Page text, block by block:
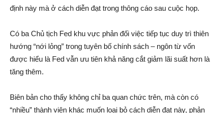
định này mà ở cách diễn đạt trong thông cáo sau cuộc họp.
Có ba Chủ tịch Fed khu vực phản đối việc tiếp tục duy trì thiên
hướng “nới lỏng” trong tuyên bố chính sách – ngôn từ vốn
được hiểu là Fed vẫn ưu tiên khả năng cắt giảm lãi suất hơn là
tăng thêm.
Biên bản cho thấy không chỉ ba quan chức trên, mà còn có
“nhiều” thành viên khác muốn loại bỏ cách diễn đạt này, phản